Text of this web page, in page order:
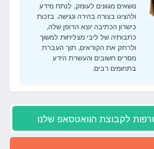
נושאים מגוונים לעומק, לנתח מידע
ולהציגו בצורה בהירה ונגישה. בזכות
כישרון הכתיבה יוצא הדופן שלה,
כתבותיה של ליבי מצליחות למשוך
ולרתק את הקוראים, תוך העברת
מסרים חשובים והעשרת הידע
בתחומים רבים.
לקבוצת הוואטסאפ שלנו